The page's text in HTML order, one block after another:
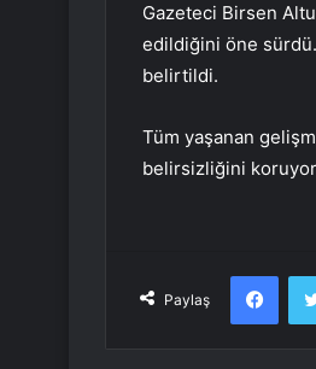
Gazeteci Birsen
edildiğini öne sürdü.
belirtildi.
Tüm yaşanan
belirsizliğini
Paylaş